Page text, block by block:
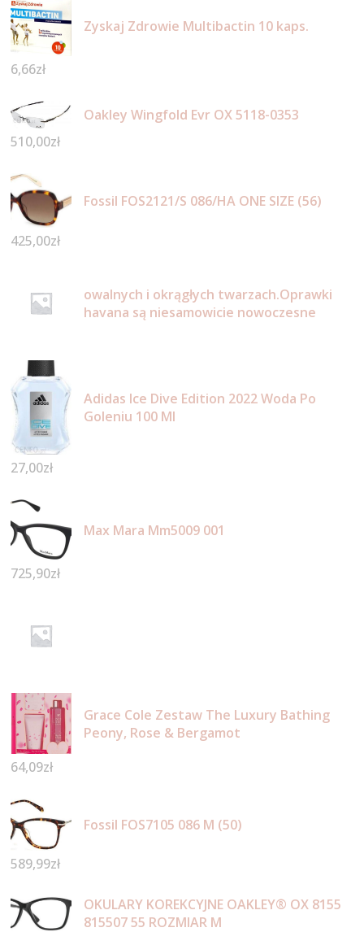
Zyskaj Zdrowie Multibactin 10 kaps.
6,66zł
Oakley Wingfold Evr OX 5118-0353
510,00zł
Fossil FOS2121/S 086/HA ONE SIZE (56)
425,00zł
owalnych i okrągłych twarzach.Oprawki
havana są niesamowicie nowoczesne
Adidas Ice Dive Edition 2022 Woda Po
Goleniu 100 Ml
27,00zł
Max Mara Mm5009 001
725,90zł
Grace Cole Zestaw The Luxury Bathing
Peony, Rose & Bergamot
64,09zł
Fossil FOS7105 086 M (50)
589,99zł
OKULARY KOREKCYJNE OAKLEY® OX 8155
815507 55 ROZMIAR M